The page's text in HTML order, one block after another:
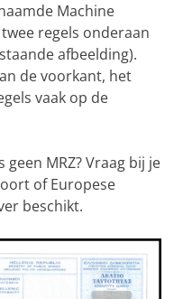
Machine
regels onderaan
afbeelding).
de voorkant, het
vaak op de
MRZ? Vraag bij je
of Europese
beschikt.